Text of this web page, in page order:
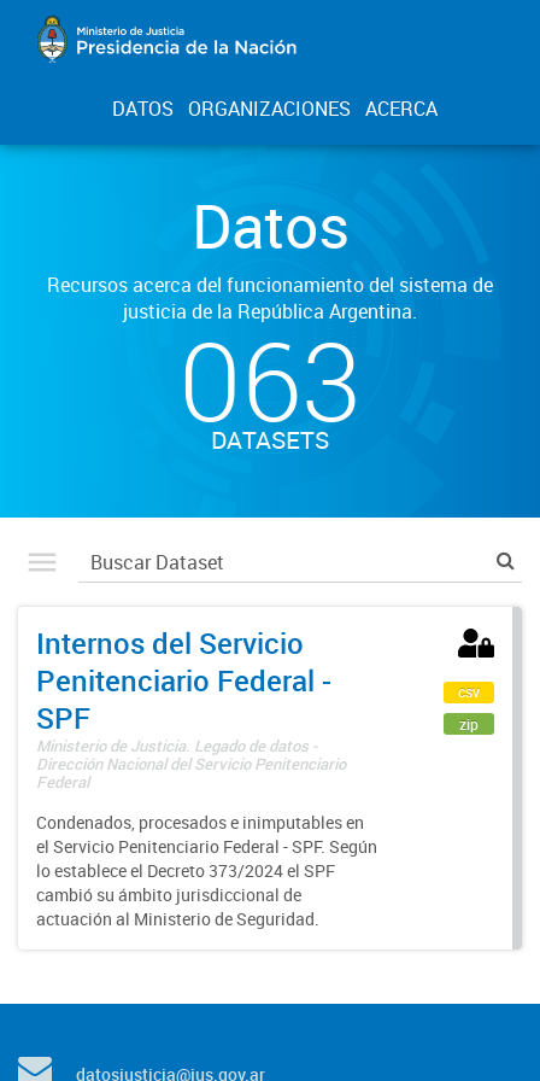
DATOS ORGANIZACIONES ACERCA
Datos
Recursos acerca del funcionamiento del sistema de
justicia de la República Argentina.
063
DATASETS
Internos del Servicio
Penitenciario Federal -
SPF
Ministerio de Justicia. Legado de datos -
Dirección Nacional del Servicio Penitenciario
Federal
Condenados, procesados e inimputables en
el Servicio Penitenciario Federal - SPF. Según
lo establece el Decreto 373/2024 el SPF
cambió su ámbito jurisdiccional de
actuación al Ministerio de Seguridad.
csv
zip
datosjusticia@jus.gov.ar